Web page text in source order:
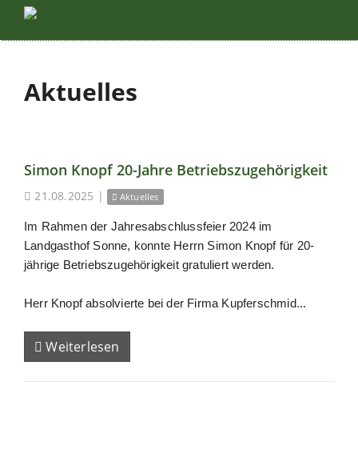
Aktuelles
Simon Knopf 20-Jahre Betriebszugehörigkeit
21.08.2025 | Aktuelles
Im Rahmen der Jahresabschlussfeier 2024 im
Landgasthof Sonne, konnte Herrn Simon Knopf für 20-
jährige Betriebszugehörigkeit gratuliert werden.
Herr Knopf absolvierte bei der Firma Kupferschmid...
Weiterlesen